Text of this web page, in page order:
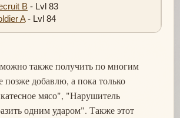
B - Lvl 83
A- Lvl 84
также получить по многим
позже добавлю, а пока только
мясо", "Нарушитель
одним ударом". Также этот